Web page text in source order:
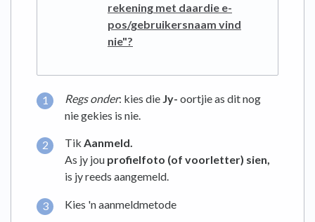
rekening met daardie e-
pos/gebruikersnaam vind
nie"?
Regs onder: kies die Jy- oortjie as dit nog
nie gekies is nie.
Tik Aanmeld.
As jy jou profielfoto (of voorletter) sien,
is jy reeds aangemeld.
Kies 'n aanmeldmetode